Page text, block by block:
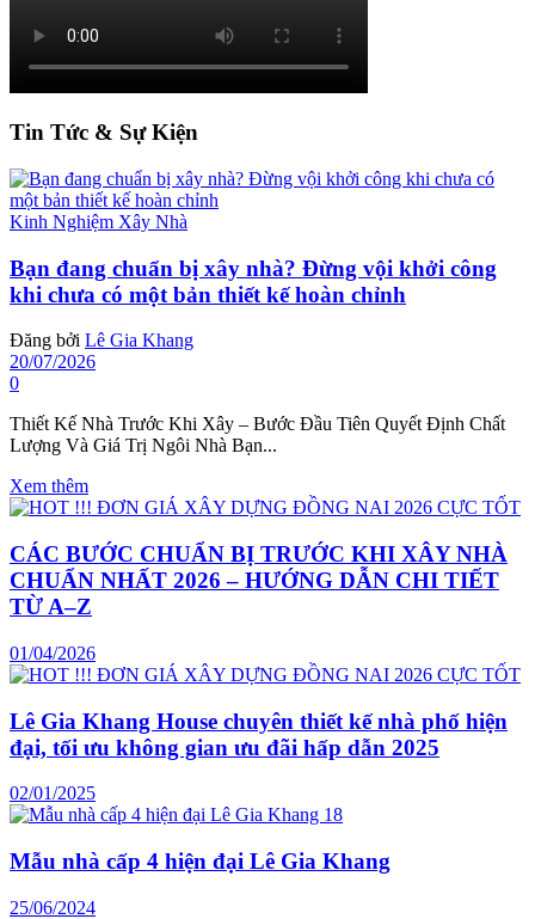
Tin Tức & Sự Kiện
Kinh Nghiệm Xây Nhà
Bạn đang chuẩn bị xây nhà? Đừng vội khởi công
khi chưa có một bản thiết kế hoàn chỉnh
Đăng bởi Lê Gia Khang
20/07/2026
0
Thiết Kế Nhà Trước Khi Xây – Bước Đầu Tiên Quyết Định Chất
Lượng Và Giá Trị Ngôi Nhà Bạn...
Xem thêm
CÁC BƯỚC CHUẨN BỊ TRƯỚC KHI XÂY NHÀ
CHUẨN NHẤT 2026 – HƯỚNG DẪN CHI TIẾT
TỪ A–Z
01/04/2026
Lê Gia Khang House chuyên thiết kế nhà phố hiện
đại, tối ưu không gian ưu đãi hấp dẫn 2025
02/01/2025
Mẫu nhà cấp 4 hiện đại Lê Gia Khang
25/06/2024